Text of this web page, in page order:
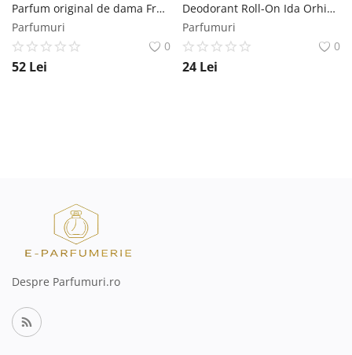
Parfum original de dama Free Lady Blue and Yellow 50ml Florgarden
Parfumuri
0
52 Lei
Deodorant Roll-On Ida Orhidee si Lotus Vivanatura, 50 ml Vivanatura
Parfumuri
0
24 Lei
Despre Parfumuri.ro